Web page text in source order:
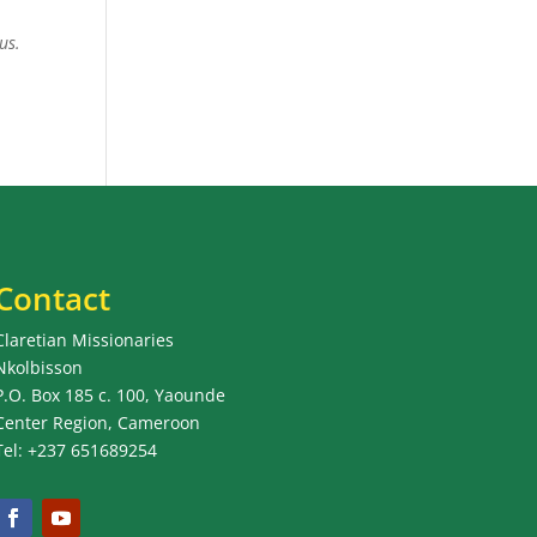
Missionaries
Box 185 c. 100, Yaounde
Region, Cameroon
+237 651689254